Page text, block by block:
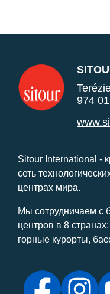
974
Sitour International -
сеть
центрах мира.
Мы сотрудничаем с
центров в 8
горные курорты,